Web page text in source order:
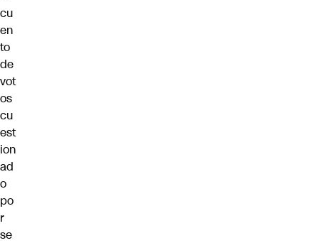
cu
en
to
de
vot
os
cu
est
ion
ad
o
po
r
se